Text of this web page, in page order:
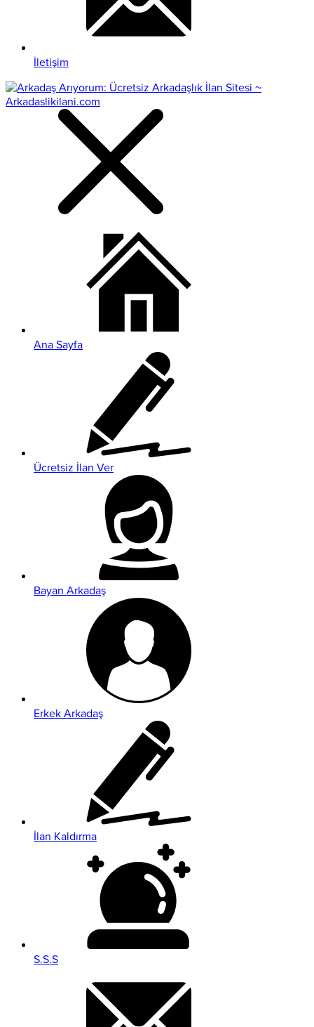
İletişim
Ana Sayfa
Ücretsiz İlan Ver
Bayan Arkadaş
Erkek Arkadaş
İlan Kaldırma
S.S.S